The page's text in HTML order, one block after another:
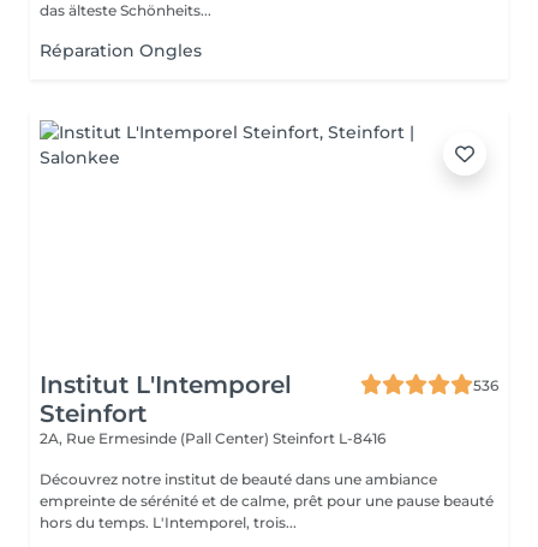
das älteste Schönheits...
Réparation Ongles
Institut L'Intemporel
Steinfort
536
2A, Rue Ermesinde (Pall Center) Steinfort L-8416
Découvrez notre institut de beauté dans une ambiance
empreinte de sérénité et de calme, prêt pour une pause beauté
hors du temps. L'Intemporel, trois...